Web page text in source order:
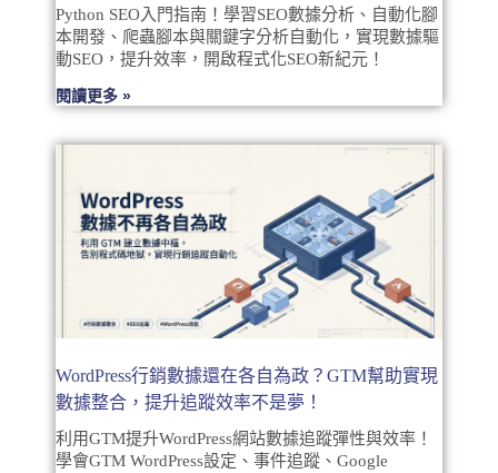
Python SEO入門指南！學習SEO數據分析、自動化腳
本開發、爬蟲腳本與關鍵字分析自動化，實現數據驅
動SEO，提升效率，開啟程式化SEO新紀元！
閱讀更多 »
WordPress行銷數據還在各自為政？GTM幫助實現
數據整合，提升追蹤效率不是夢！
利用GTM提升WordPress網站數據追蹤彈性與效率！
學會GTM WordPress設定、事件追蹤、Google